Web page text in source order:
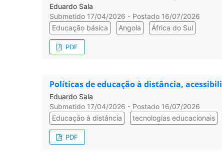
Eduardo Sala
Submetido 17/04/2026 - Postado 16/07/2026
Educação básica
Angola África do Sul
PDF
Políticas de educação à distância,
Eduardo Sala
Submetido 17/04/2026 - Postado 16/07/2026
Educação à distância
tecnologias educacionais
PDF